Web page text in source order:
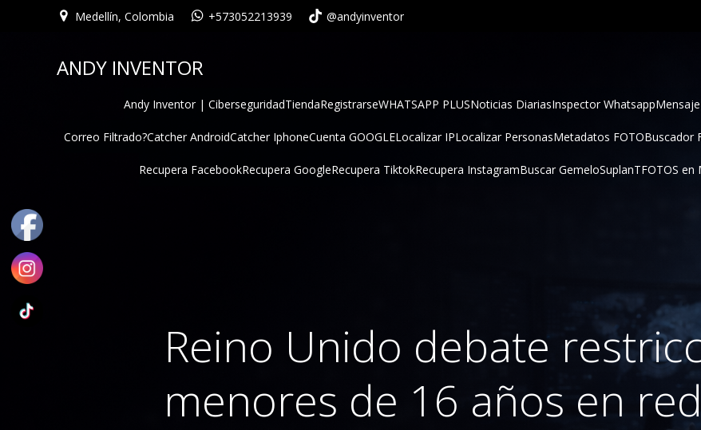
Medellín, Colombia +573052213939 @andyinventor
ANDY INVENTOR
Andy Inventor | CiberseguridadTiendaRegistrarseWHATSAPP PLUSNoticias DiariasInspector Whatsapp
Correo Filtrado?Catcher AndroidCatcher IphoneCuenta GOOGLELocalizar IPLocalizar PersonasMetadatos FOTOBuscador
Recupera FacebookRecupera GoogleRecupera TiktokRecupera InstagramBuscar GemeloSuplanTFOTOS en
Reino Unido debate
menores de 16 años en